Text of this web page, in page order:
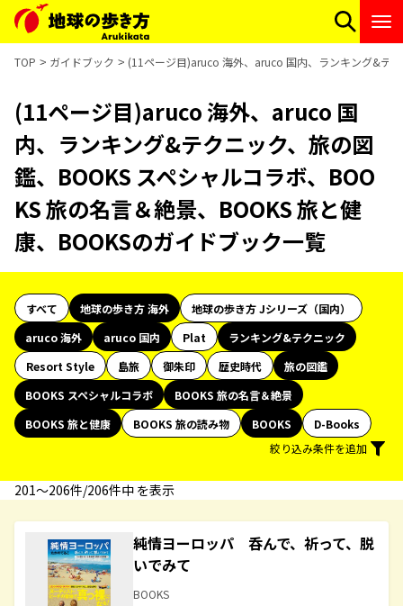
TOP ガイドブック (11ページ目)aruco 海外、aruco 国内、ランキング&テ
(11ページ目)aruco 海外、aruco 国
内、ランキング&テクニック、旅の図
鑑、BOOKS スペシャルコラボ、BOO
KS 旅の名言＆絶景、BOOKS 旅と健
康、BOOKSのガイドブック一覧
すべて 地球の歩き方 海外
地球の歩き方 Jシリーズ（国内）
aruco 海外
aruco 国内 Plat
ランキング&テクニック
Resort Style
島旅 御朱印 歴史時代
旅の図鑑
BOOKS スペシャルコラボ
BOOKS 旅の名言＆絶景
BOOKS 旅と健康
BOOKS 旅の読み物 BOOKS
D-Books
絞り込み条件を追加
201〜206件/206件中 を表示
純情ヨーロッパ 呑んで、祈って、脱
いでみて
BOOKS